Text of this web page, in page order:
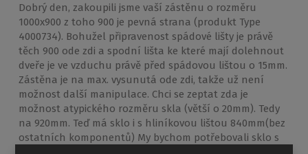
Dobrý den, zakoupili jsme vaší zástěnu o rozměru
1000x900 z toho 900 je pevná strana (produkt Type
4000734). Bohužel připravenost spádové lišty je právě
těch 900 ode zdi a spodní lišta ke které mají dolehnout
dveře je ve vzduchu právě před spádovou lištou o 15mm.
Zástěna je na max. vysunutá ode zdi, takže už není
možnost další manipulace. Chci se zeptat zda je
možnost atypického rozměru skla (větší o 20mm). Tedy
na 920mm. Teď má sklo i s hliníkovou lištou 840mm(bez
ostatních komponentů) My bychom potřebovali sklo s